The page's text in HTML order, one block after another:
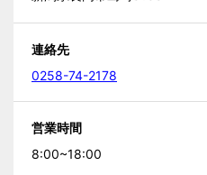
連絡先
0258-74-2178
営業時間
8:00~18:00